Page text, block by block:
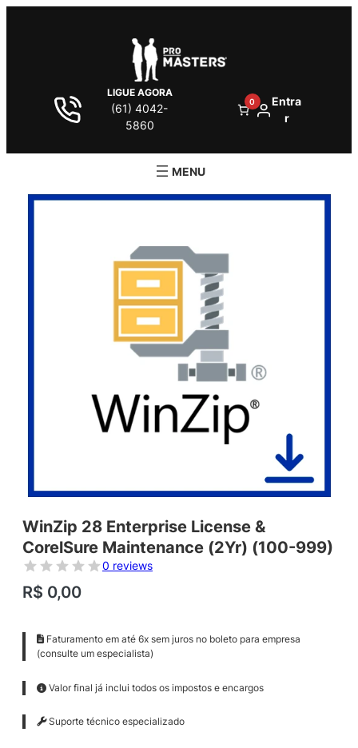
LIGUE AGORA
(61) 4042-
5860
0
Entra
r
WinZip 28 Enterprise License &
CorelSure Maintenance (2Yr) (100-999)
0 reviews
R$ 0,00
Faturamento em até 6x sem juros no boleto para empresa
(consulte um especialista)
Valor final já inclui todos os impostos e encargos
Suporte técnico especializado